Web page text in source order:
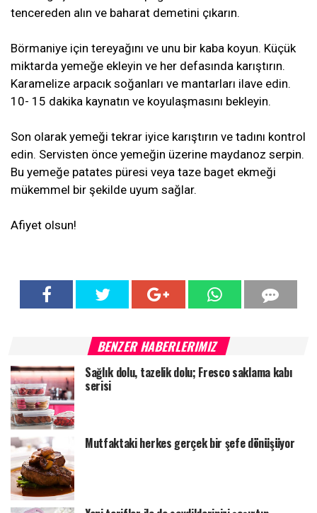
tencereden alın ve baharat demetini çıkarın.
Börmaniye için tereyağını ve unu bir kaba koyun. Küçük
miktarda yemeğe ekleyin ve her defasında karıştırın.
Karamelize arpacık soğanları ve mantarları ilave edin.
10- 15 dakika kaynatın ve koyulaşmasını bekleyin.
Son olarak yemeği tekrar iyice karıştırın ve tadını kontrol
edin. Servisten önce yemeğin üzerine maydanoz serpin.
Bu yemeğe patates püresi veya taze baget ekmeği
mükemmel bir şekilde uyum sağlar.
Afiyet olsun!
BENZER HABERLERIMIZ
Sağlık dolu, tazelik dolu; Fresco saklama kabı
serisi
Mutfaktaki herkes gerçek bir şefe dönüşüyor